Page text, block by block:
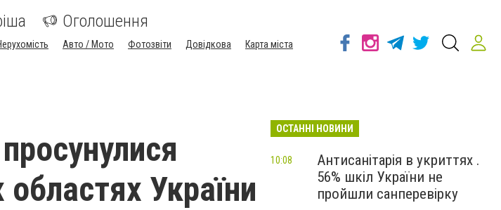
Оголошення
Авто / Мото Фотозвіти Довідкова
Карта міста
областях України
ОСТАННІ НОВИНИ
Антисанітарія в укриттях .
56% шкіл України не
пройшли санперевірку
10:08